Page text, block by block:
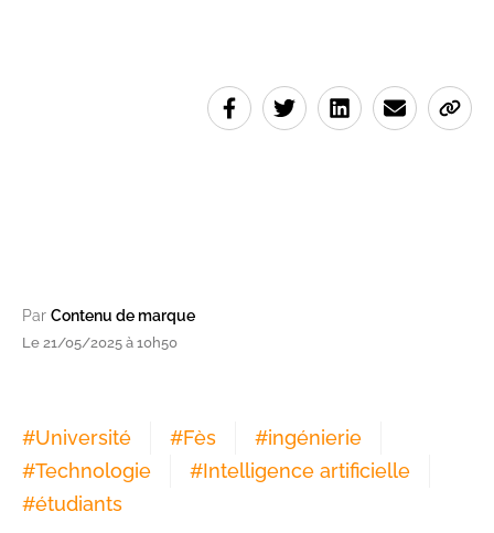
Par Contenu de marque
Le 21/05/2025 à 10h50
#Université #Fès #ingénierie
#Technologie #Intelligence artificielle
#étudiants